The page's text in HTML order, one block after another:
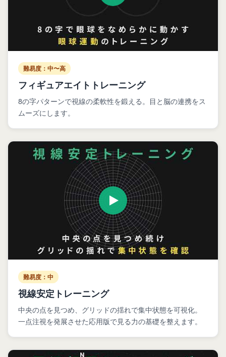
難易度：中〜高
フィギュアエイトトレーニング
8の字パターンで視線の柔軟性を鍛える。目と脳の連携をス
ムーズにします。
難易度：中
視線安定トレーニング
中央の点を見つめ、グリッドの揺れで集中状態を可視化。
一点注視を発展させた応用版で見る力の基礎を整えます。